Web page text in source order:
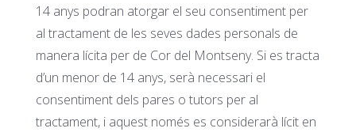
14 anys podran atorgar el seu consentiment per
al tractament de les seves dades personals de
manera lícita per de Cor del Montseny. Si es tracta
d’un menor de 14 anys, serà necessari el
consentiment dels pares o tutors per al
tractament, i aquest només es considerarà lícit en